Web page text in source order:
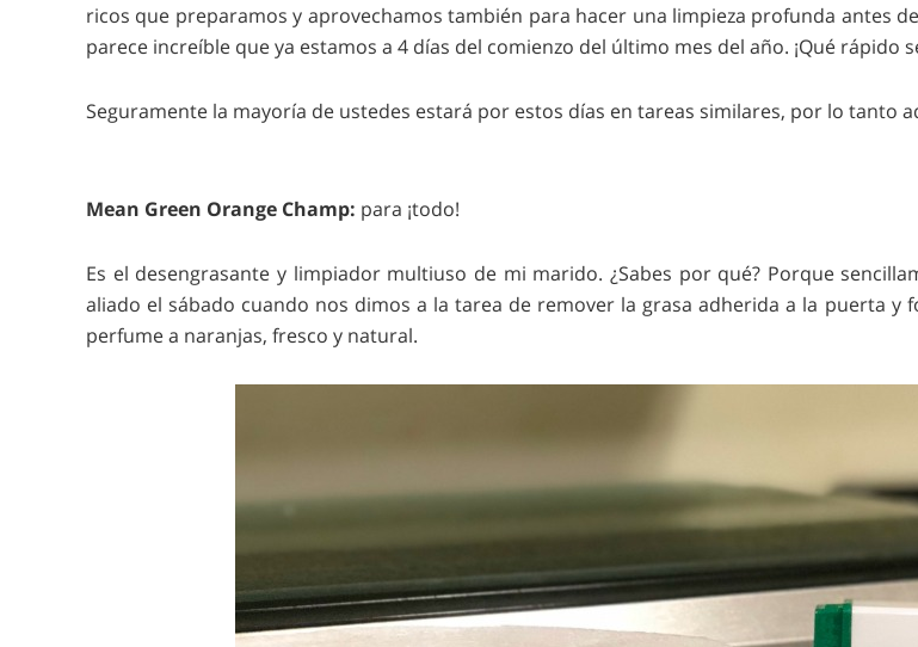
ricos que preparamos y aprovechamos también para hacer una limpieza profunda antes
parece increíble que ya estamos a 4 días del comienzo del último mes del año. ¡Qué rápido
Seguramente la mayoría de ustedes estará por estos días en tareas similares, por lo tanto
Mean Green Orange Champ: para ¡todo!
Es el desengrasante y limpiador multiuso de mi marido. ¿Sabes por qué? Porque
aliado el sábado cuando nos dimos a la tarea de remover la grasa adherida a la puerta
perfume a naranjas, fresco y natural.